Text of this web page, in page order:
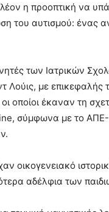
η προοπτική να
του αυτισμού: ένας
των Ιατρικών
Λούις, με
οποίοι έκαναν τη
σύμφωνα με το
οικογενειακό
αδέλφια των